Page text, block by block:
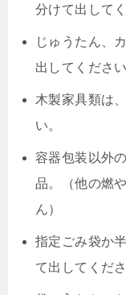
分けて出して
じゅうたん、
出してください
木製家具類は
い。
容器包装以外
品。（他の燃
ん）
指定ごみ袋か
て出してくださ